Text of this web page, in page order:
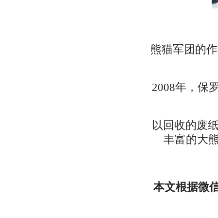
熊猫军团的
2008年，保
以回收的废
丰富的大
本文根据微